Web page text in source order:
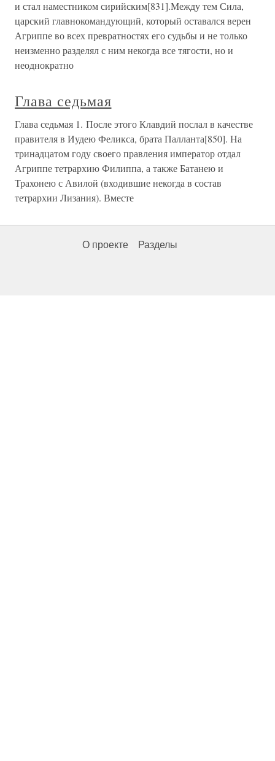
и стал наместником сирийским[831].Между тем Сила,
царский главнокомандующий, который оставался верен
Агриппе во всех превратностях его судьбы и не только
неизменно разделял с ним некогда все тягости, но и
неоднократно
Глава седьмая
Глава седьмая 1. После этого Клавдий послал в качестве
правителя в Иудею Феликса, брата Палланта[850]. На
тринадцатом году своего правления император отдал
Агриппе тетрархию Филиппа, а также Батанею и
Трахонею с Авилой (входившие некогда в состав
тетрархии Лизания). Вместе
О проекте Разделы